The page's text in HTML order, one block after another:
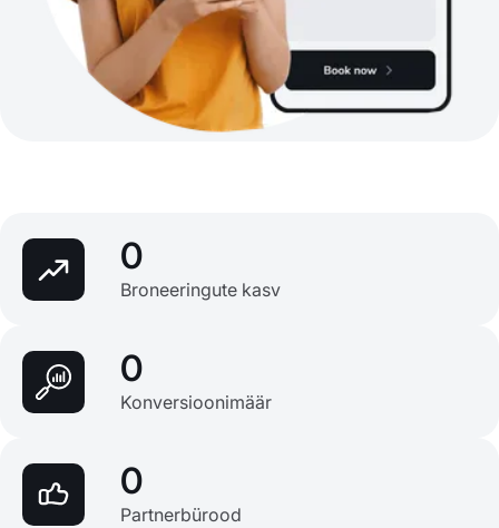
0
Broneeringute kasv
0
Konversioonimäär
0
Partnerbürood